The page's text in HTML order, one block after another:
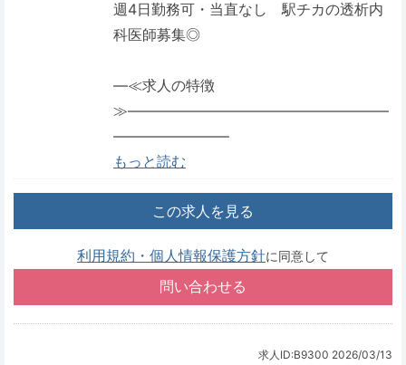
週4日勤務可・当直なし 駅チカの透析内
科医師募集◎
―≪求人の特徴
≫――――――――――――――――――
――――――――
もっと読む
この求人を見る
利用規約・個人情報保護方針に同意して
求人ID:B9300 2026/03/13